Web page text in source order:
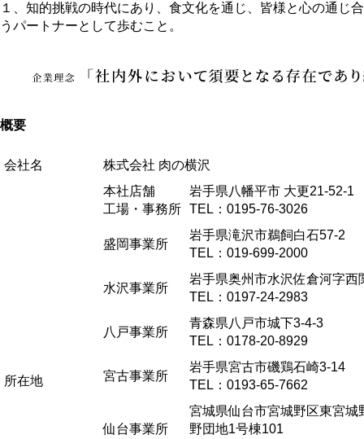
１、知的挑戦の時代にあり、食文化を通じ、皆様と心の通じ合
うパートナーとして歩むこと。
概要
会社名 株式会社 肉の横沢
所在地
本社店舗
工場・事務所
岩手県八幡平市 大更21-52-1
TEL：0195-76-3026
盛岡事業所
岩手県滝沢市鵜飼白石57-2
TEL：019-699-2000
水沢事業所
岩手県奥州市水沢佐倉河字西
TEL：0197-24-2983
八戸事業所
青森県八戸市城下3-4-3
TEL：0178-20-8929
宮古事業所
岩手県宮古市磯鶏石崎3-14
TEL：0193-65-7662
仙台事業所
宮城県仙台市宮城野区東宮城
野団地1号棟101